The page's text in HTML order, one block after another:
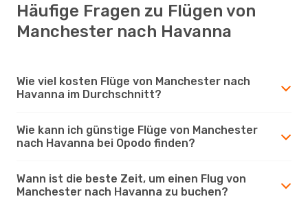
Häufige Fragen zu Flügen von
Manchester nach Havanna
Wie viel kosten Flüge von Manchester nach
Havanna im Durchschnitt?
Wie kann ich günstige Flüge von Manchester
nach Havanna bei Opodo finden?
Wann ist die beste Zeit, um einen Flug von
Manchester nach Havanna zu buchen?